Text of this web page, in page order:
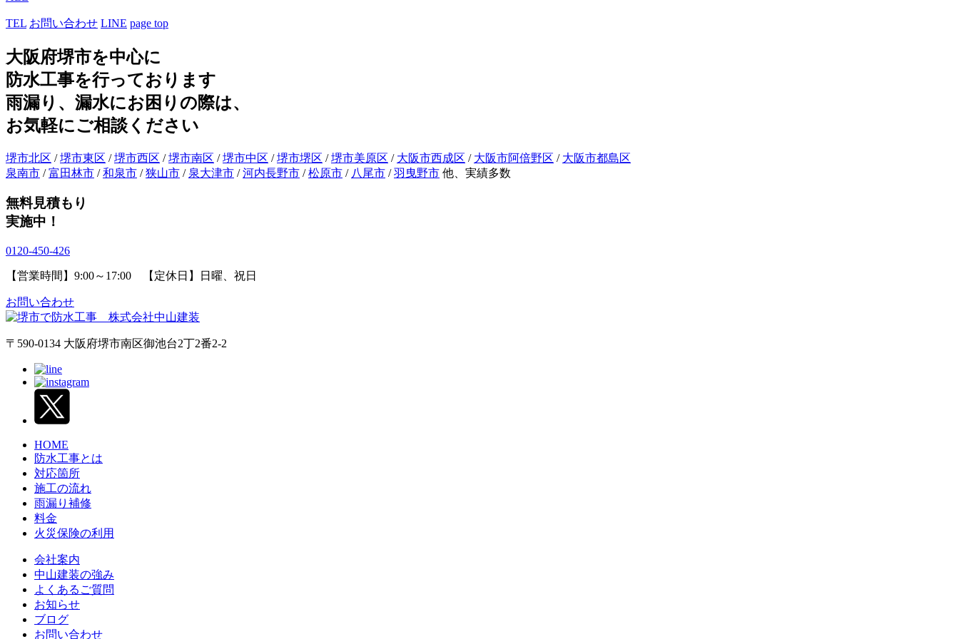
TEL お問い合わせ LINE page top
大阪府堺市を中心に
防水工事を行っております
雨漏り、漏水にお困りの際は、
お気軽にご相談ください
堺市北区 /堺市東区 /堺市西区 /堺市南区 /堺市中区 /堺市堺区 /堺市美原区 / 大阪市西成区 / 大阪市阿倍野区 / 大阪市都島区
泉南市 /富田林市 /和泉市 /狭山市 / 泉大津市 /河内長野市 /松原市 / 八尾市 /羽曳野市 他、実績多数
無料見積もり
実施中！
0120-450-426
【営業時間】9:00～17:00 【定休日】日曜、祝日
お問い合わせ
〒590-0134 大阪府堺市南区御池台2丁2番2-2
HOME
防水工事とは
対応箇所
施工の流れ
雨漏り補修
料金
火災保険の利用
会社案内
中山建装の強み
よくあるご質問
お知らせ
ブログ
お問い合わせ